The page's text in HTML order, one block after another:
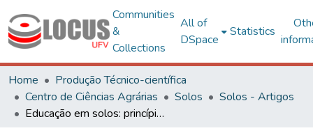
Communities
&
Collections
All of
DSpace
Statistics
Home
Produção Técnico-científica
Centro de Ciências Agrárias
Solos
Solos - Artigos
Educação em solos: princípios, teoria e métodos